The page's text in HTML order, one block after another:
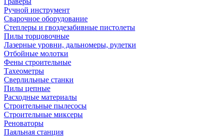
Ручной инструмент
Сварочное оборудование
Степлеры и гвоздезабивные пистолеты
Пилы торцовочные
Лазерные уровни, дальномеры, рулетки
Отбойные молотки
Фены строительные
Тахеометры
Сверлильные станки
Пилы цепные
Расходные материалы
Строительные пылесосы
Строительные миксеры
Реноваторы
Паяльная станция